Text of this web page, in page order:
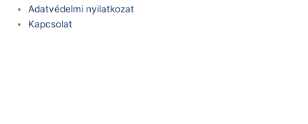
Adatvédelmi nyilatkozat
Kapcsolat